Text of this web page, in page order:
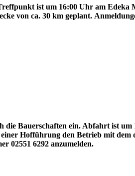
ist um 16:00 Uhr am
von ca. 30 km geplant.
Bauerschaften ein. Abfahrt ist
Hofführung den Betrieb mit
02551 6292 anzumelden.